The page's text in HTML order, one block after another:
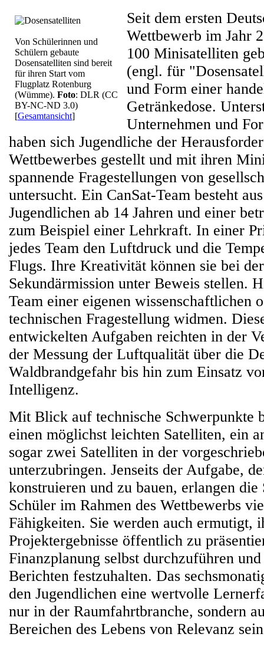
Von Schülerinnen und
Schülern gebaute
Dosensatelliten sind bereit
für ihren Start vom
Flugplatz Rotenburg
(Wümme). Foto: DLR (CC
BY-NC-ND 3.0)
[Gesamtansicht]
Seit dem ersten
Wettbewerb im Jahr
100 Minisatelliten
(engl. für
und Form einer
Getränkedose.
Unternehmen und
haben sich Jugendliche der
Wettbewerbes gestellt und mit ihren
spannende Fragestellungen von
untersucht. Ein CanSat-Team besteht
Jugendlichen ab 14 Jahren und einer
zum Beispiel einer Lehrkraft. In einer
jedes Team den Luftdruck und die
Flugs. Ihre Kreativität können sie bei
Sekundärmission unter Beweis stellen.
Team einer eigenen wissenschaftlichen
technischen Fragestellung widmen.
entwickelten Aufgaben reichten in der
der Messung der Luftqualität über die
Waldbrandgefahr bis hin zum Einsatz
Intelligenz.
Mit Blick auf technische Schwerpunkte
einen möglichst leichten Satelliten, ein
sogar zwei Satelliten in der
unterzubringen. Jenseits der Aufgabe,
konstruieren und zu bauen, erlangen die
Schüler im Rahmen des Wettbewerbs
Fähigkeiten. Sie werden auch ermutigt,
Projektergebnisse öffentlich zu
Finanzplanung selbst durchzuführen
Berichten festzuhalten. Das
den Jugendlichen eine wertvolle
nur in der Raumfahrtbranche, sondern
Bereichen des Lebens von Relevanz